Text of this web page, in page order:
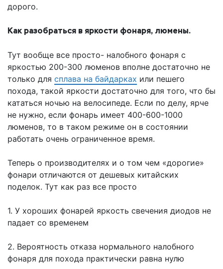
дорого.
Как разобраться в яркости фонаря, люмены.
Тут вообще все просто- налобного фонаря с
яркостью 200-300 люменов вполне достаточно не
только для сплава на байдарках или пешего
похода, такой яркости достаточно для того, что бы
кататься ночью на велосипеде. Если по делу, ярче
не нужно, если фонарь имеет 400-600-1000
люменов, то в таком режиме он в состоянии
работать очень ограниченное время.
Теперь о производителях и о том чем «дорогие»
фонари отличаются от дешевых китайских
поделок. Тут как раз все просто
1. У хороших фонарей яркость свечения диодов не
падает со временем
2. Вероятность отказа нормального налобного
фонаря для похода практически равна нулю